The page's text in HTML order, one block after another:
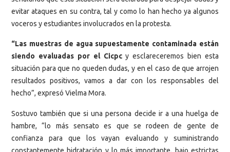
evitar ataques en su contra, tal y como lo han hecho ya algunos
voceros y estudiantes involucrados en la protesta.
“Las muestras de agua supuestamente contaminada están
siendo evaluadas por el Cicpcy esclareceremos bien esta
situación para que no queden dudas, y en el caso de que arrojen
resultados positivos, vamos a dar con los responsables del
hecho”, expresó Vielma Mora.
Sostuvo también que si una persona decide ir a una huelga de
hambre, “lo más sensato es que se rodeen de gente de
confianza para que los vayan evaluando y suministrando
constantemente hidratación y lo más importante, bajo estrictas